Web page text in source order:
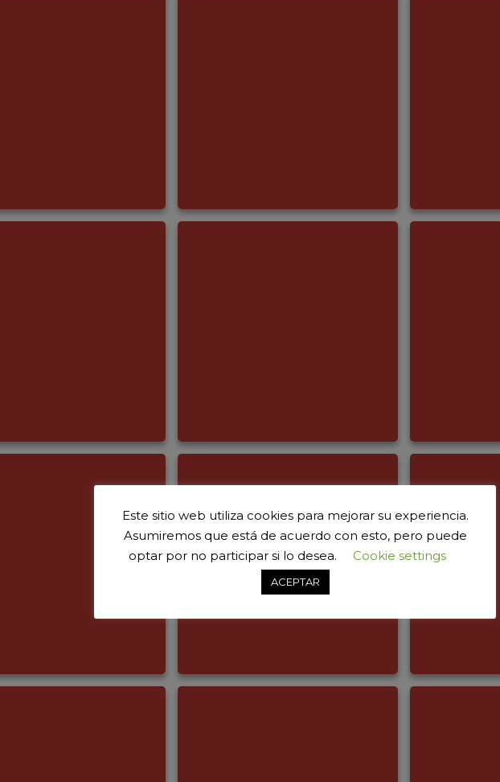
Este sitio web utiliza cookies para mejorar su experiencia.
Asumiremos que está de acuerdo con esto, pero puede
optar por no participar si lo desea.
Cookie settings
ACEPTAR